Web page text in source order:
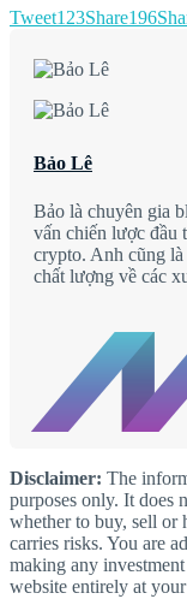
Tweet123Share196
Bảo Lê
Bảo là chuyên gia
vấn chiến lược đầu
crypto. Anh cũng là
chất lượng về các
Disclaimer: The
purposes only. It does
whether to buy, sell or
carries risks. You are
making any
website entirely at